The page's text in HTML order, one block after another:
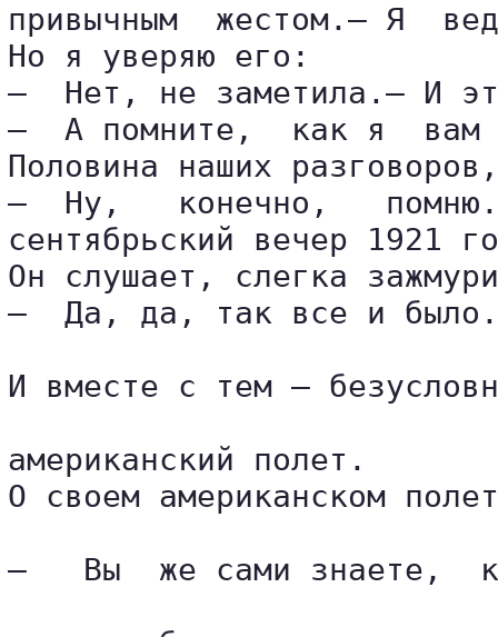
привычным  жестом.— Я
Но я уверяю его:
—  Нет, не заметила.— И
—  А помните,  как я  вам
Половина наших
—  Ну,   конечно,
сентябрьский вечер 1921
Он слушает, слегка
—  Да, да, так все и было.
И вместе с тем —
американский полет.
О своем американском
—   Вы  же сами знаете,